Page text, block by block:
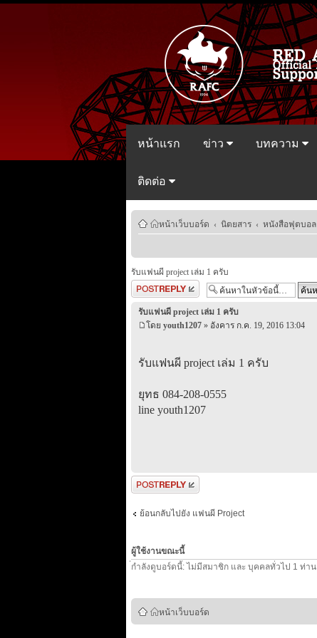
หน้าแรก ข่าว บทความ
ติดต่อ
หน้าเว็บบอร์ด ‹ นิตยสาร ‹ หนังสือฟุตบอล
รับแฟนผี project เล่ม 1 ครับ
ตอบกระทู้
รับแฟนผี project เล่ม 1 ครับ
โดย youth1207» อังคาร ก.ค. 19, 2016 13:04
รับแฟนผี project เล่ม 1 ครับ
ยุทธ 084-208-0555
line youth1207
ตอบกระทู้
ย้อนกลับไปยัง แฟนผี Project
ผู้ใช้งานขณะนี้
่กำลังดูบอร์ดนี้: ไม่มีสมาชิก และ บุคคลทั่วไป 1 ท่าน
หน้าเว็บบอร์ด